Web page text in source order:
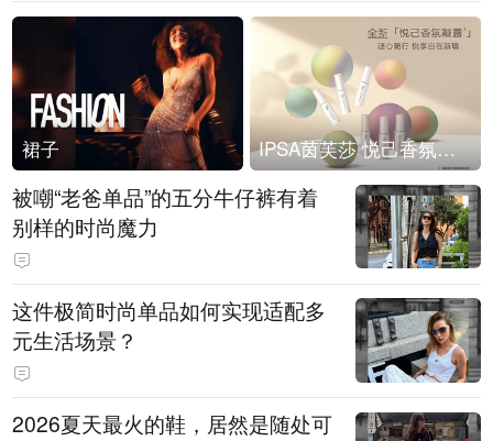
裙子 IPSA茵芙莎 悦己香氛凝露上市
被嘲“老爸单品”的五分牛仔裤有着
别样的时尚魔力
这件极简时尚单品如何实现适配多
元生活场景？
2026夏天最火的鞋，居然是随处可